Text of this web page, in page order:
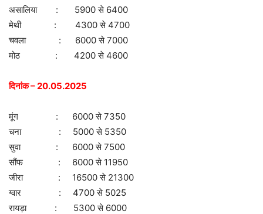
असालिया : 5900 से 6400
मेथी : 4300 से 4700
चवला : 6000 से 7000
मोठ : 4200 से 4600
दिनांक – 20.05.2025
मूंग : 6000 से 7350
चना : 5000 से 5350
सुवा : 6000 से 7500
सौंफ : 6000 से 11950
जीरा : 16500 से 21300
ग्वार : 4700 से 5025
रायड़ा : 5300 से 6000